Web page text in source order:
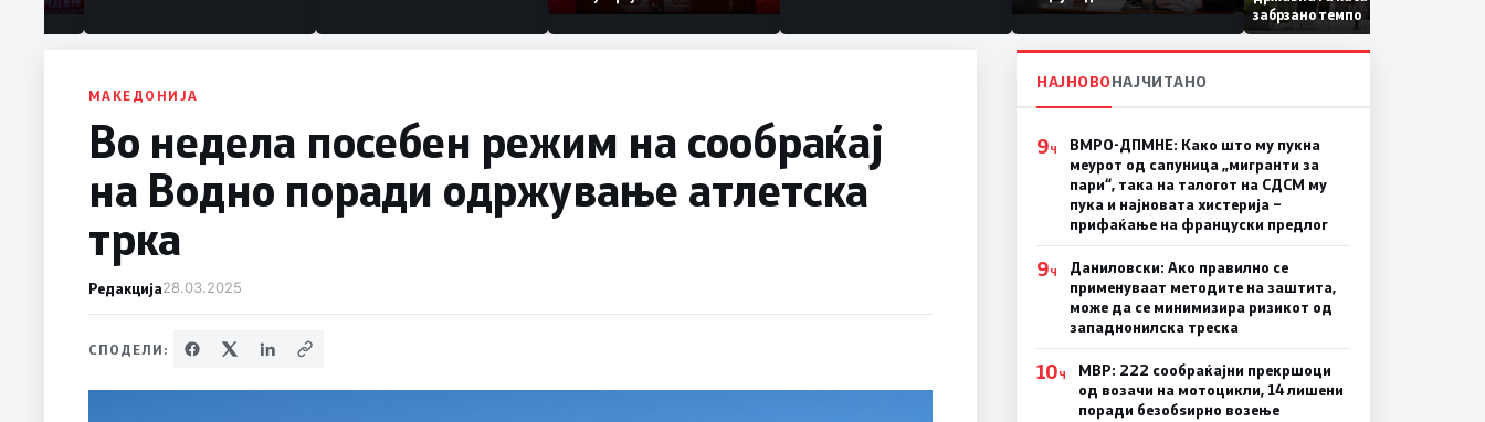
Коридор 8, Македонија
станува раскрсница на
Балканот
забрзано темпо
МАКЕДОНИЈА
Во недела посебен режим на сообраќај
на Водно поради одржување атлетска
трка
Редакција28.03.2025
СПОДЕЛИ:
НАЈНОВОНАЈЧИТАНО
9Ч
ВМРО-ДПМНЕ: Како што му пукна
меурот од сапуница „мигранти за
пари“, така на талогот на СДСМ му
пука и најновата хистерија –
прифаќање на француски предлог
9Ч
Даниловски: Ако правилно се
применуваат методите на заштита,
може да се минимизира ризикот од
западнонилска треска
10Ч
МВР: 222 сообраќајни прекршоци
од возачи на мотоцикли, 14 лишени
поради безобѕирно возење